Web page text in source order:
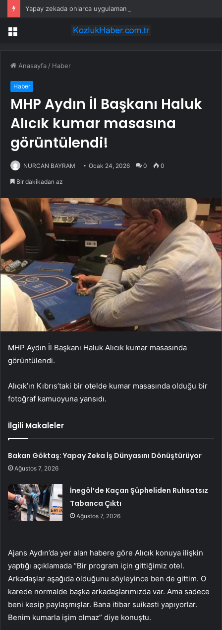
Menü
Anasayfa / Haber
Haber
MHP Aydın İl Başkanı Haluk
Alıcık kumar masasına
görüntülendi!
NURCAN BAYRAM Ocak 24, 2026 0 0
Bir dakikadan az
MHP Aydın İl Başkanı Haluk Alıcık kumar masasında
görüntülendi.
Alıcık’ın Kıbrıs’taki bir otelde kumar masasında olduğu bir
fotoğraf kamuoyuna yansıdı.
İlgili Makaleler
Bakan Göktaş: Yapay Zeka İş Dünyasını Dönüştürüyor
Ağustos 7, 2026
İnegöl’de Kaçan Şüpheliden Ruhsatsız
Tabanca Çıktı
Ağustos 7, 2026
Ajans Aydın’da yer alan habere göre Alıcık konuya ilişkin
yaptığı açıklamada “Bir program için gittiğimiz otel.
Arkadaşlar aşağıda olduğunu söyleyince ben de gittim. O
karede normalde başka arkadaşlarımızda var. Ama sadece
beni kesip paylaşmışlar. Bana itibar suikasti yapıyorlar.
Benim kumarla işim olmaz” diye konuştu.